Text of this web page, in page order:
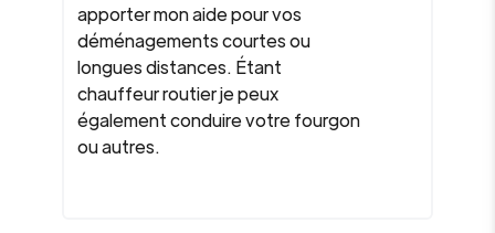
apporter mon aide pour vos
déménagements courtes ou
longues distances. Étant
chauffeur routier je peux
également conduire votre fourgon
ou autres.